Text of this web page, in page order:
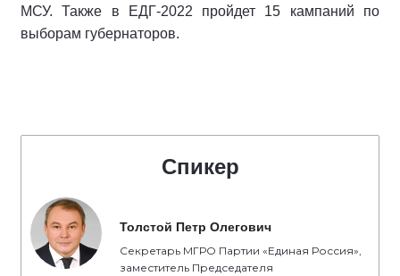
МСУ. Также в ЕДГ-2022 пройдет 15 кампаний по
выборам губернаторов.
Спикер
Толстой Петр Олегович
Секретарь МГРО Партии «Единая Россия»,
заместитель Председателя